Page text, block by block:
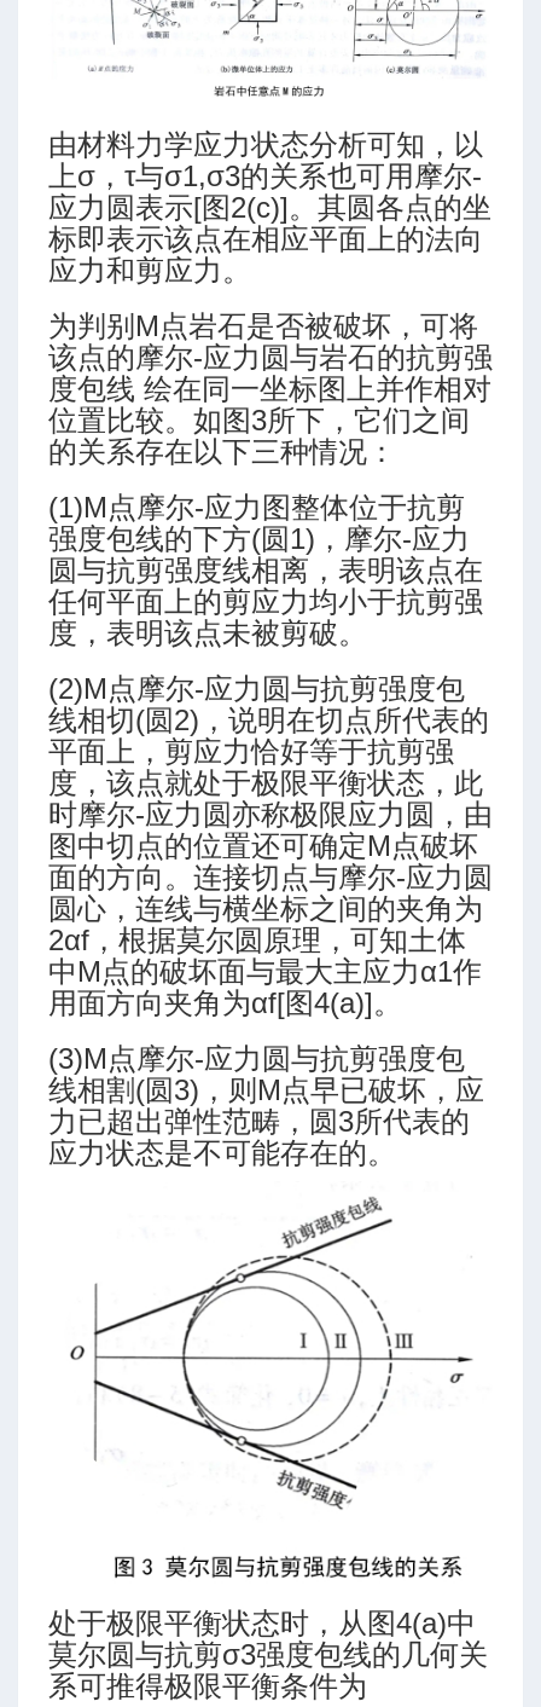
由材料力学应力状态分析可知，以
上σ，τ与σ1,σ3的关系也可用摩尔-
应力圆表示[图2(c)]。其圆各点的坐
标即表示该点在相应平面上的法向
应力和剪应力。
为判别M点岩石是否被破坏，可将
该点的摩尔-应力圆与岩石的抗剪强
度包线 绘在同一坐标图上并作相对
位置比较。如图3所下，它们之间
的关系存在以下三种情况：
(1)M点摩尔-应力图整体位于抗剪
强度包线的下方(圆1)，摩尔-应力
圆与抗剪强度线相离，表明该点在
任何平面上的剪应力均小于抗剪强
度，表明该点未被剪破。
(2)M点摩尔-应力圆与抗剪强度包
线相切(圆2)，说明在切点所代表的
平面上，剪应力恰好等于抗剪强
度，该点就处于极限平衡状态，此
时摩尔-应力圆亦称极限应力圆，由
图中切点的位置还可确定M点破坏
面的方向。连接切点与摩尔-应力圆
圆心，连线与横坐标之间的夹角为
2αf，根据莫尔圆原理，可知土体
中M点的破坏面与最大主应力α1作
用面方向夹角为αf[图4(a)]。
(3)M点摩尔-应力圆与抗剪强度包
线相割(圆3)，则M点早已破坏，应
力已超出弹性范畴，圆3所代表的
应力状态是不可能存在的。
处于极限平衡状态时，从图4(a)中
莫尔圆与抗剪σ3强度包线的几何关
系可推得极限平衡条件为